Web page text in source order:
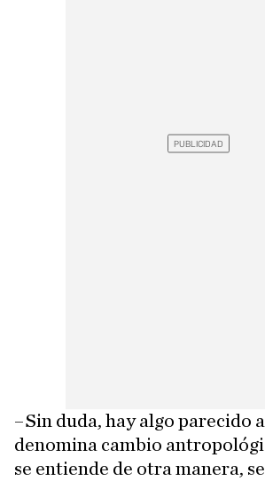
–Sin duda, hay algo parecido
denomina cambio
se entiende de otra manera,